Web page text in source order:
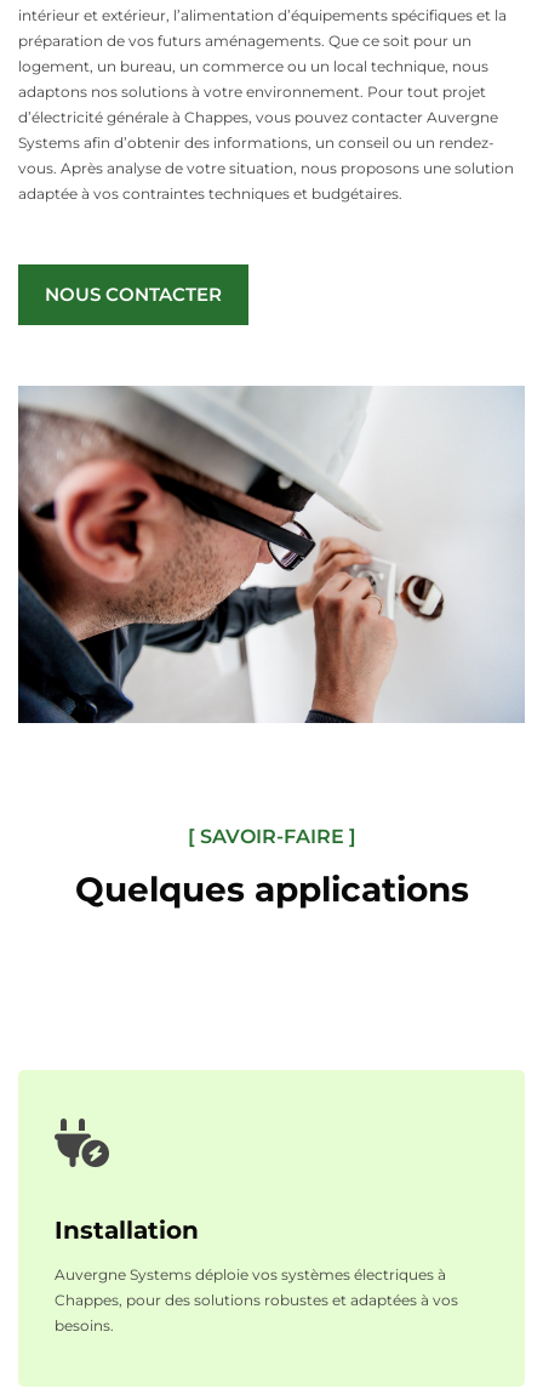
intérieur et extérieur, l’alimentation d’équipements spécifiques et la
préparation de vos futurs aménagements. Que ce soit pour un
logement, un bureau, un commerce ou un local technique, nous
adaptons nos solutions à votre environnement. Pour tout projet
d’électricité générale à Chappes, vous pouvez contacter Auvergne
Systems afin d’obtenir des informations, un conseil ou un rendez-
vous. Après analyse de votre situation, nous proposons une solution
adaptée à vos contraintes techniques et budgétaires.
NOUS CONTACTER
[ SAVOIR-FAIRE ]
Quelques applications
Installation
Auvergne Systems déploie vos systèmes électriques à
Chappes, pour des solutions robustes et adaptées à vos
besoins.